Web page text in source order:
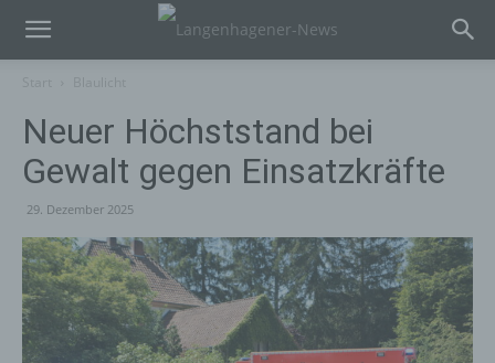
Neuer Höchststand bei
Gewalt gegen Einsatzkräfte
29. Dezember 2025